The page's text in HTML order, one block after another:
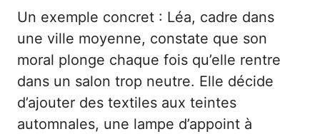
Un exemple concret : Léa, cadre dans
une ville moyenne, constate que son
moral plonge chaque fois qu’elle rentre
dans un salon trop neutre. Elle décide
d’ajouter des textiles aux teintes
automnales, une lampe d’appoint à